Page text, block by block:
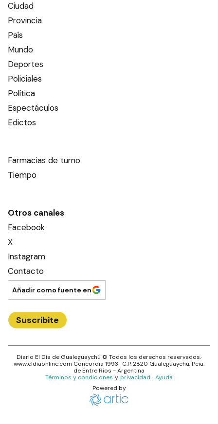
Ciudad
Provincia
País
Mundo
Deportes
Policiales
Política
Espectáculos
Edictos
Farmacias de turno
Tiempo
Otros canales
Facebook
X
Instagram
Contacto
Añadir como fuente en
Suscribite
Diario El Día de Gualeguaychú © Todos los derechos reservados.·
www.eldiaonline.com Concordia 1993 · C.P.2820 Gualeguaychú, Pcia.
deEntre Ríos - Argentina
Términos y condiciones y privacidad · Ayuda
Powered by